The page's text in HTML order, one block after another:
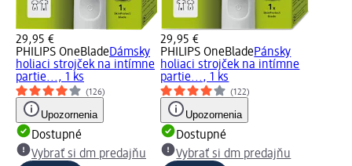
29,95 €
PHILIPS OneBladeDámsky
holiaci strojček na intímne
partie..., 1 ks
(126)
Upozornenia
Dostupné
Vybrať si dm predajňu
29,95 €
PHILIPS OneBladePánsky
holiaci strojček na intímne
partie..., 1 ks
(122)
Upozornenia
Dostupné
Vybrať si dm predajňu